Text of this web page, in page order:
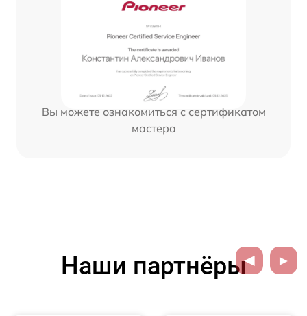
Вы можете ознакомиться с сертификатом
мастера
Наши партнёры